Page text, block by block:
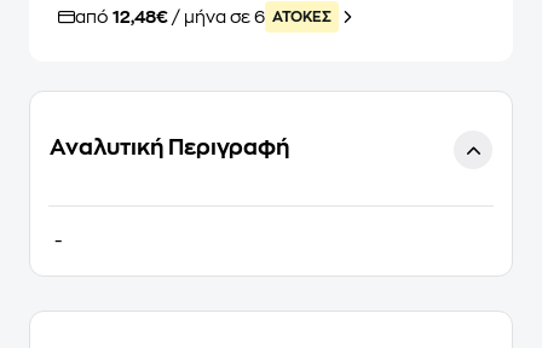
από 12,48€ / μήνα σε 6 ATOKEΣ
Αναλυτική Περιγραφή
-